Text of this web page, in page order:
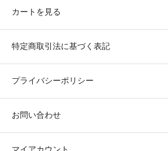
カートを見る
特定商取引法に基づく表記
プライバシーポリシー
お問い合わせ